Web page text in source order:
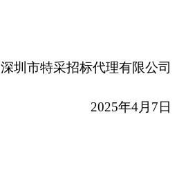
深圳市特采招标代理有限公司
2025年4月7日